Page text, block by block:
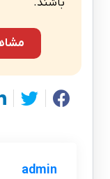
باشند.
admin